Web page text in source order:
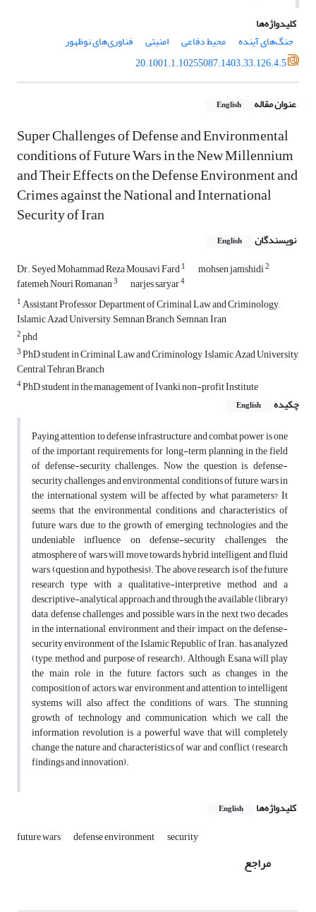
کلیدواژه‌ها
جنگ‌های آینده
محیط دفاعی امنیتی
فناوری‌های نوظهور
20.1001.1.10255087.1403.33.126.4.5
عنوان مقاله English
Super Challenges of Defense and Environmental
conditions of Future Wars in the New Millennium
and Their Effects on the Defense Environment and
Crimes against the National and International
Security of Iran
نویسندگان English
Dr. Seyed Mohammad Reza Mousavi Fard1 mohsen jamshidi2
fatemeh Nouri Romanan3 narjes saryar4
1Assistant Professor, Department of Criminal Law and Criminology,
Islamic Azad University, Semnan Branch, Semnan, Iran
2phd
3PhD student in Criminal Law and Criminology, Islamic Azad University,
Central Tehran Branch
4PhD student in the management of Ivanki non-profit Institute
چکیده
English
Paying attention to defense infrastructure and combat power is one
of the important requirements for long-term planning in the field
of defense-security challenges. Now the question is, defense-
security challenges and environmental conditions of future wars in
the international system will be affected by what parameters? It
seems that the environmental conditions and characteristics of
future wars, due to the growth of emerging technologies and the
undeniable influence on defense-security challenges, the
atmosphere of wars will move towards hybrid, intelligent and fluid
wars (question and hypothesis). The above research is of the future
research type with a qualitative-interpretive method and a
descriptive-analytical approach and through the available (library)
data, defense challenges and possible wars in the next two decades
in the international environment and their impact on the defense-
security environment of the Islamic Republic of Iran. has analyzed
(type, method and purpose of research). Although Esana will play
the main role in the future, factors such as changes in the
composition of actors, war environment and attention to intelligent
systems will also affect the conditions of wars. The stunning
growth of technology and communication, which we call the
information revolution, is a powerful wave that will completely
change the nature and characteristics of war and conflict (research
findings and innovation).
کلیدواژه‌ها English
future wars defense environment security
مراجع